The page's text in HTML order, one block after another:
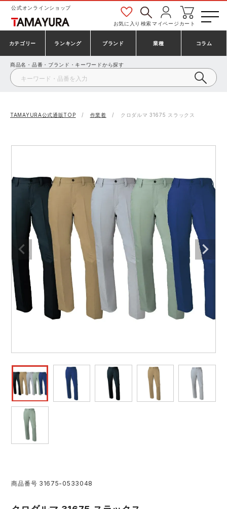
公式オンラインショップ
お気に入り 検索マイページ カート
カテゴリー
安全靴・作業靴
防寒着
作業用手袋
アウトドア・スポーツ
ワークスーツ
安全保護具
レインウェア・カッパ
作業用小物・アクセサリー
ランキング
安全靴ランキング
安全靴スニーカーランキング
ミズノ安全靴ランキング
作業着ランキング
アウトドアウェアランキング
つなぎランキング
コンプレッションウェアランキング
作業用ポロシャツランキング
作業用手袋ランキング
レインウェアランキング
ブランド
アシックス
プーマ コンバース（CONVERSE）
アイトス株式会社
コーコス ジーベック
クロダルマ 桑和
山田辰 クレヒフク
住商モンブラン ボンマックス
GUSH FORCE CUP
GDジャパン
シンメン
業種
建設・建築作業服
製造・工場作業服
電気・設備作業服
配達・営業作業服
自動車整備士作業服
飲食店ユニフォーム
運送・倉庫作業服
清掃・ビルメンテ作業服
夜間・高視認性安全服
コラム
商品名・品番・ブランド・キーワードから探す
TAMAYURA公式通販TOP 作業着 クロダルマ 31675 スラックス
商品番号 31675-0533048